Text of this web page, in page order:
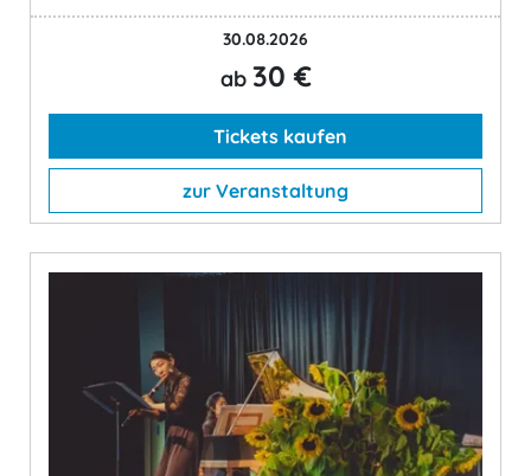
30.08.2026
ab 30 €
Tickets kaufen
zur Veranstaltung